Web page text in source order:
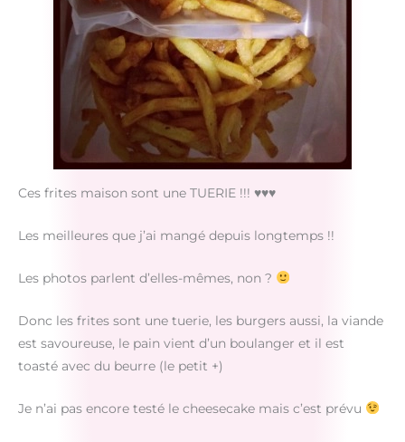
Ces frites maison sont une TUERIE !!! ♥♥♥
Les meilleures que j’ai mangé depuis longtemps !!
Les photos parlent d’elles-mêmes, non ?
Donc les frites sont une tuerie, les burgers aussi, la viande
est savoureuse, le pain vient d’un boulanger et il est
toasté avec du beurre (le petit +)
Je n’ai pas encore testé le cheesecake mais c’est prévu